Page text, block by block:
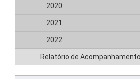
2020
2021
2022
Relatório de